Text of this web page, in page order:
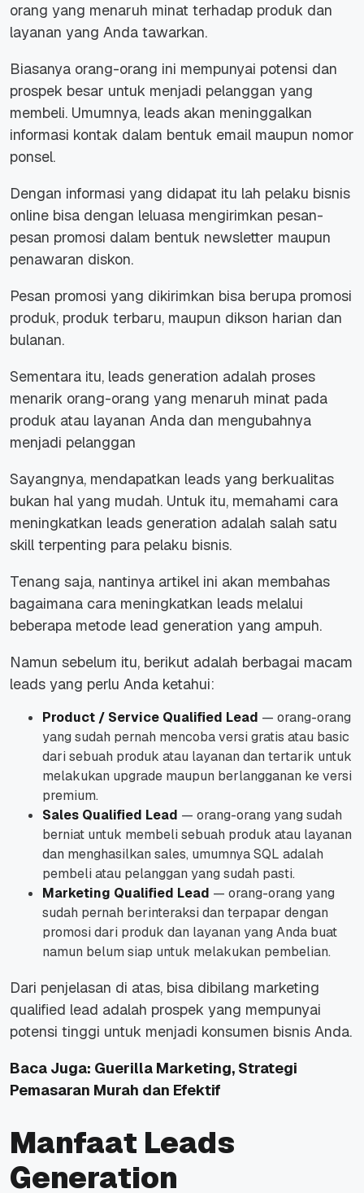
orang yang menaruh minat terhadap produk dan
layanan yang Anda tawarkan.
Biasanya orang-orang ini mempunyai potensi dan
prospek besar untuk menjadi pelanggan yang
membeli. Umumnya, leads akan meninggalkan
informasi kontak dalam bentuk email maupun nomor
ponsel.
Dengan informasi yang didapat itu lah pelaku bisnis
online bisa dengan leluasa mengirimkan pesan-
pesan promosi dalam bentuk newsletter maupun
penawaran diskon.
Pesan promosi yang dikirimkan bisa berupa promosi
produk, produk terbaru, maupun dikson harian dan
bulanan.
Sementara itu, leads generation adalah proses
menarik orang-orang yang menaruh minat pada
produk atau layanan Anda dan mengubahnya
menjadi pelanggan
Sayangnya, mendapatkan leads yang berkualitas
bukan hal yang mudah. Untuk itu, memahami cara
meningkatkan leads generation adalah salah satu
skill terpenting para pelaku bisnis.
Tenang saja, nantinya artikel ini akan membahas
bagaimana cara meningkatkan leads melalui
beberapa metode lead generation yang ampuh.
Namun sebelum itu, berikut adalah berbagai macam
leads yang perlu Anda ketahui:
Product / Service Qualified Lead — orang-orang
yang sudah pernah mencoba versi gratis atau basic
dari sebuah produk atau layanan dan tertarik untuk
melakukan upgrade maupun berlangganan ke versi
premium.
Sales Qualified Lead — orang-orang yang sudah
berniat untuk membeli sebuah produk atau layanan
dan menghasilkan sales, umumnya SQL adalah
pembeli atau pelanggan yang sudah pasti.
Marketing Qualified Lead — orang-orang yang
sudah pernah berinteraksi dan terpapar dengan
promosi dari produk dan layanan yang Anda buat
namun belum siap untuk melakukan pembelian.
Dari penjelasan di atas, bisa dibilang marketing
qualified lead adalah prospek yang mempunyai
potensi tinggi untuk menjadi konsumen bisnis Anda.
Baca Juga: Guerilla Marketing, Strategi
Pemasaran Murah dan Efektif
Manfaat Leads
Generation